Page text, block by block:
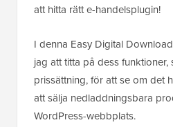
att hitta rätt e-handelsplugin!
I denna Easy Digital
jag att titta på dess
prissättning, för att se om det
att sälja nedladdningsbara
WordPress-webbplats.